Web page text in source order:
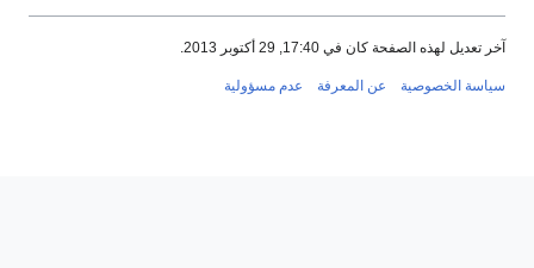
تعديل لهذه الصفحة كان في 17:40, 29 أكتوبر 2013.
الخصوصية عن المعرفة عدم مسؤولية